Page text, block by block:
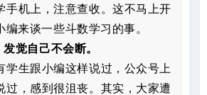
手机上，注意查收。这不马上开
编来谈一些斗数学习的事。
觉自己不会断。
学生跟小编这样说过，公众号上
过，感到很沮丧。其实，大家遭